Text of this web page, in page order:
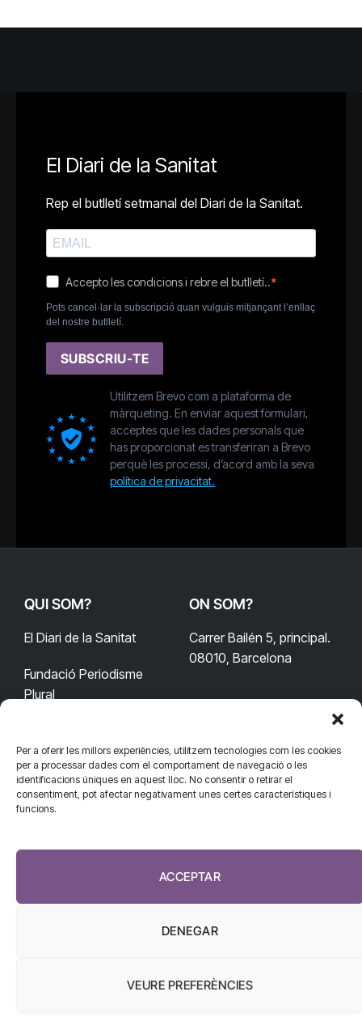
Per a oferir les millors experiències, utilitzem tecnologies com les cookies
per a processar dades com el comportament de navegació o les
identificacions úniques en aquest lloc. No consentir o retirar el
consentiment, pot afectar negativament unes certes característiques i
funcions.
ACCEPTAR
DENEGAR
VEURE PREFERÈNCIES
El Diari de la Sanitat
Rep el butlletí setmanal del Diari de la Sanitat.
Accepto les condicions i rebre el butlletí..
Pots cancel·lar la subscripció quan vulguis mitjançant l’enllaç
del nostre butlletí.
SUBSCRIU-TE
Utilitzem Brevo com a plataforma de
màrqueting. En enviar aquest formulari,
acceptes que les dades personals que
has proporcionat es transferiran a Brevo
perquè les processi, d’acord amb la seva
política de privacitat.
QUI SOM?
El Diari de la Sanitat
Fundació Periodisme
Plural
ON SOM?
Carrer Bailén 5, principal.
08010, Barcelona
CONTACTA'NS
redaccio@diarisanitat.cat
932 311 247
CONNECTA